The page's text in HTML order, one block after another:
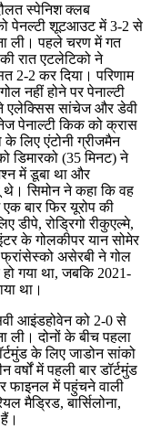
स्पेनिश क्लब
पेनल्टी शूटआउट में 3-2 से
ली। पहले चरण में गत
रात एटलेटिको ने
2-2 कर दिया। परिणाम
नहीं होने पर पेनाल्टी
एलेक्सिस सांचेज और डेवी
पेनाल्टी किक को क्रास
के लिए एंटोनी ग्रीजमैन
डिमारको (35 मिनट) ने
में डूबा था और
सिमोन ने कहा कि वह
बार फिर यूरोप की
रोड्रिगो रीकुएल्मे,
के गोलकीपर यान सोमेर
असेरबी ने गोल
गया था, जबकि 2021-
था।
आइंडहोवेन को 2-0 से
ली। दोनों के बीच पहला
के लिए जाडोन सांको
में पहली बार डॉर्टमुंड
फाइनल में पहुंचने वाली
मैड्रिड, बार्सिलोना,